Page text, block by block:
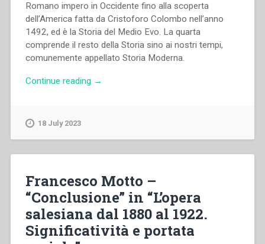
Romano impero in Occidente fino alla scoperta
dell’America fatta da Cristoforo Colombo nell’anno
1492, ed è la Storia del Medio Evo. La quarta
comprende il resto della Storia sino ai nostri tempi,
comunemente appellato Storia Moderna.
Continue reading “Giovanni
gioventù
dai
suoi
primi
abitatori
→
18 July 2023
Francesco Motto –
“Conclusione” in “L’opera
salesiana dal 1880 al 1922.
Significatività e portata